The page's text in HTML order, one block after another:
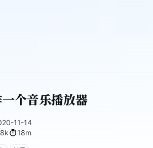
个音乐播放器
11-14
18m